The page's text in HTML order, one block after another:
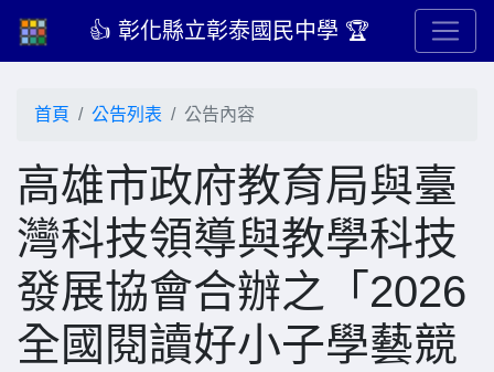
👍 彰化縣立彰泰國民中學 🏆
首頁 公告列表 公告內容
高雄市政府教育局與臺
灣科技領導與教學科技
發展協會合辦之「2026
全國閱讀好小子學藝競